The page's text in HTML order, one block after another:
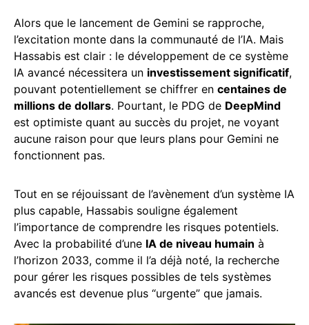
Alors que le lancement de Gemini se rapproche,
l’excitation monte dans la communauté de l’IA. Mais
Hassabis est clair : le développement de ce système
IA avancé nécessitera un investissement significatif,
pouvant potentiellement se chiffrer en centaines de
millions de dollars. Pourtant, le PDG de DeepMind
est optimiste quant au succès du projet, ne voyant
aucune raison pour que leurs plans pour Gemini ne
fonctionnent pas.
Tout en se réjouissant de l’avènement d’un système IA
plus capable, Hassabis souligne également
l’importance de comprendre les risques potentiels.
Avec la probabilité d’une IA de niveau humain à
l’horizon 2033, comme il l’a déjà noté, la recherche
pour gérer les risques possibles de tels systèmes
avancés est devenue plus “urgente” que jamais.